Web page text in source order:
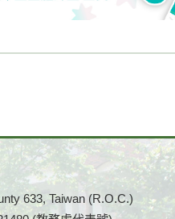
633, Taiwan (R.O.C.)